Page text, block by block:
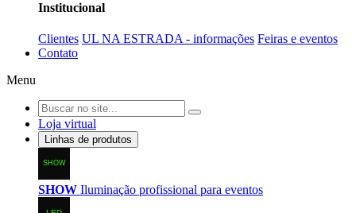
Institucional
Clientes UL NA ESTRADA - informações Feiras e eventos
Contato
Menu
Loja virtual
Linhas de produtos
SHOW Iluminação profissional para eventos